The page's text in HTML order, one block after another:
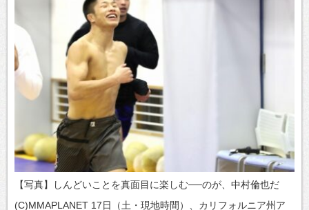
【写真】しんどいことを真面目に楽しむ──のが、中村倫也だ
(C)MMAPLANET 17日（土・現地時間）、カリフォルニア州ア